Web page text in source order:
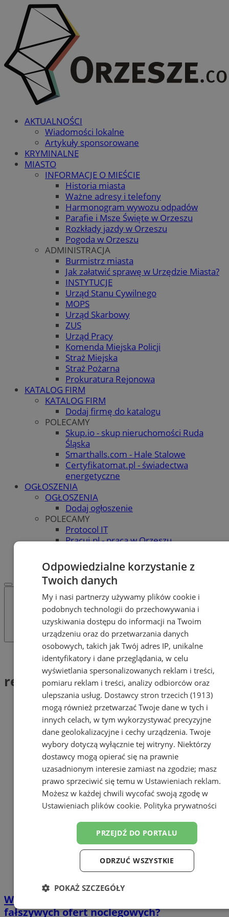
AKTUALNOŚCI
Wiadomości lokalne
Artykuły sponsorowane
KRYMINALNE
MIASTO
INFORMACJE O MIEŚCIE
Historia miasta
Ważne adresy i telefony
Harmonogram wywozu odpadów
Parafie i Msze Święte w Orzeszu
Rozkłady jazdy w Orzeszu
Pogoda w Orzeszu
ADMINISTRACJA
Burmistrz miasta
Jak załatwić sprawę w Urzędzie Miasta?
INSTYTUCJE
Urząd Stanu Cywilnego
MOPS
Urząd Skarbowy
ZUS
Urząd Pracy
Komenda Miejska Policji
Straż Miejska
Straż Pożarna
Prokuratura Rejonowa
KATALOG FIRM
KATALOG FIRM
Dodaj firmę do katalogu
POLECAMY
Skup.io - skup nieruchomości Ruda
Śląska
Smarthalls.com - Hale Stalowe
Certyfikatomat.pl - świadectwa
energetyczne
OGŁOSZENIA
OGŁOSZENIA
Dodaj ogłoszenie
POLECAMY
Protocol IT
Pracuj.pl - praca w Orzeszu
WSPÓŁPRACA
Tag: rezerwacja noclegu
rezerwacja noclegu (1)
Wakacyjne oszustwa – jak uniknąć
fałszywych ofert noclegowych?
Odpowiedzialne korzystanie z
Twoich danych
My i nasi partnerzy używamy plików cookie i
podobnych technologii do przechowywania i
uzyskiwania dostępu do informacji na Twoim
urządzeniu oraz do przetwarzania danych
osobowych, takich jak Twój adres IP, unikalne
identyfikatory i dane przeglądania, w celu
wyświetlania spersonalizowanych reklam i treści,
pomiaru reklam i treści, analizy odbiorców oraz
ulepszania usług. Dostawcy stron trzecich (1913)
mogą również przetwarzać Twoje dane w tych i
innych celach, w tym wykorzystywać precyzyjne
dane geolokalizacyjne i cechy urządzenia. Twoje
wybory dotyczą wyłącznie tej witryny. Niektórzy
dostawcy mogą opierać się na prawnie
uzasadnionym interesie zamiast na zgodzie; masz
prawo sprzeciwić się temu w Ustawieniach reklam.
Możesz w każdej chwili wycofać swoją zgodę w
Ustawieniach plików cookie. Polityka prywatności
PRZEJDŹ DO PORTALU
ODRZUĆ WSZYSTKIE
POKAŻ SZCZEGÓŁY
Niezbędne Wydajność Targetowanie